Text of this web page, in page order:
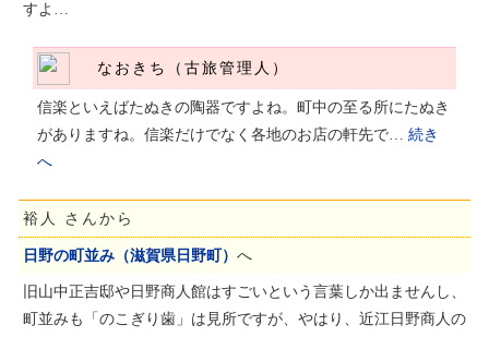
すよ…
なおきち（古旅管理人）
信楽といえばたぬきの陶器ですよね。町中の至る所にたぬき
がありますね。信楽だけでなく各地のお店の軒先で… 続き
へ
裕人 さんから
日野の町並み（滋賀県日野町） へ
旧山中正吉邸や日野商人館はすごいという言葉しか出ませんし、
町並みも「のこぎり歯」は見所ですが、やはり、近江日野商人の